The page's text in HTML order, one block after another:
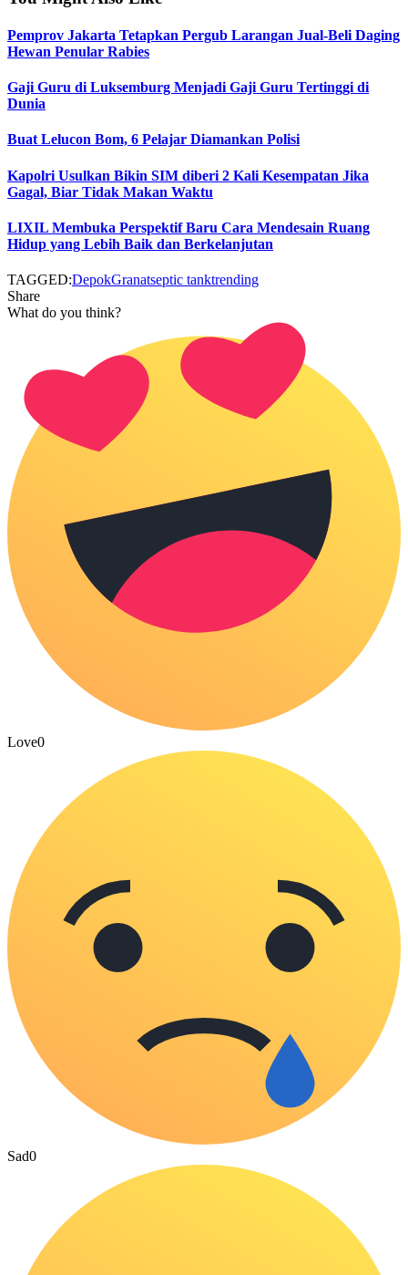
Pemprov Jakarta Tetapkan Pergub Larangan Jual-Beli Daging
Hewan Penular Rabies
Gaji Guru di Luksemburg Menjadi Gaji Guru Tertinggi di
Dunia
Buat Lelucon Bom, 6 Pelajar Diamankan Polisi
Kapolri Usulkan Bikin SIM diberi 2 Kali Kesempatan Jika
Gagal, Biar Tidak Makan Waktu
LIXIL Membuka Perspektif Baru Cara Mendesain Ruang
Hidup yang Lebih Baik dan Berkelanjutan
TAGGED:DepokGranatseptic tanktrending
Share
What do you think?
Love0
Sad0